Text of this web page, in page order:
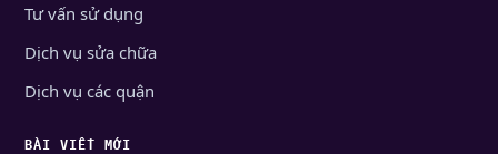
Tư vấn sử dụng
Dịch vụ sửa chữa
Dịch vụ các quận
BÀI VIẾT MỚI